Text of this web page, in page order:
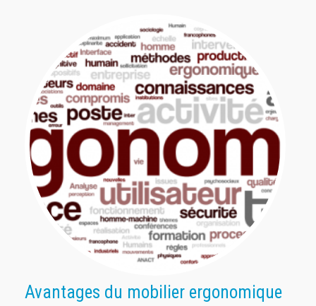
Avantages du mobilier ergonomique